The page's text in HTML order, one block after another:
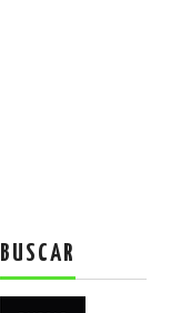
BUSCAR